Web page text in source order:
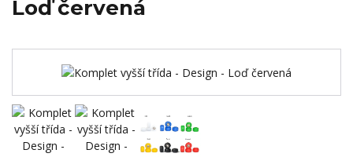
Loď červená